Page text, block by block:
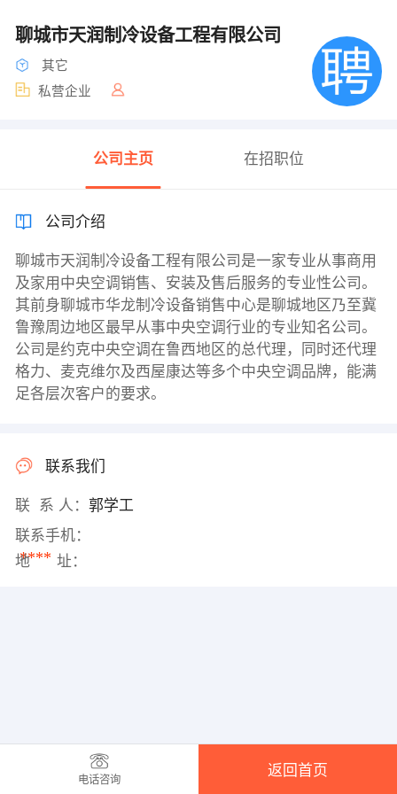
聊城市天润制冷设备工程有限公司
其它
私营企业
公司主页 在招职位
公司介绍
聊城市天润制冷设备工程有限公司是一家专业从事商用
及家用中央空调销售、安装及售后服务的专业性公司。
其前身聊城市华龙制冷设备销售中心是聊城地区乃至冀
鲁豫周边地区最早从事中央空调行业的专业知名公司。
公司是约克中央空调在鲁西地区的总代理，同时还代理
格力、麦克维尔及西屋康达等多个中央空调品牌，能满
足各层次客户的要求。
联系我们
联 系 人： 郭学工
联系手机：
****
地 址：
电话咨询
返回首页